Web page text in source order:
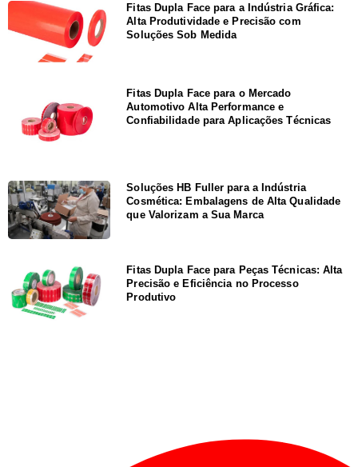
Fitas Dupla Face para a Indústria Gráfica:
Alta Produtividade e Precisão com
Soluções Sob Medida
Fitas Dupla Face para o Mercado
Automotivo Alta Performance e
Confiabilidade para Aplicações Técnicas
Soluções HB Fuller para a Indústria
Cosmética: Embalagens de Alta Qualidade
que Valorizam a Sua Marca
Fitas Dupla Face para Peças Técnicas: Alta
Precisão e Eficiência no Processo
Produtivo